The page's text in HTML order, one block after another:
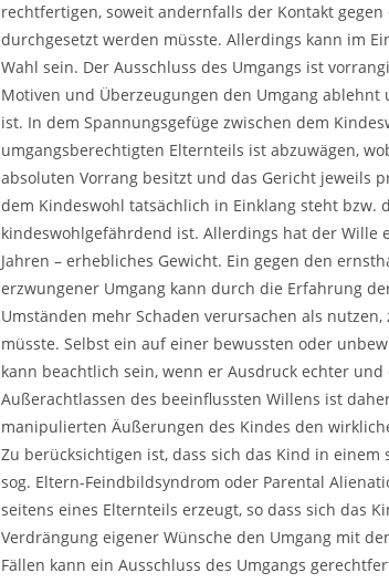
rechtfertigen, soweit andernfalls der Kontakt
durchgesetzt werden müsste. Allerdings kann im
Wahl sein. Der Ausschluss des Umgangs ist
Motiven und Überzeugungen den Umgang
ist. In dem Spannungsgefüge zwischen dem
umgangsberechtigten Elternteils ist abzuwägen,
absoluten Vorrang besitzt und das Gericht jeweils
dem Kindeswohl tatsächlich in Einklang steht bzw.
kindeswohlgefährdend ist. Allerdings hat der Wille
Jahren – erhebliches Gewicht. Ein gegen den
erzwungener Umgang kann durch die Erfahrung
Umständen mehr Schaden verursachen als
müsste. Selbst ein auf einer bewussten oder
kann beachtlich sein, wenn er Ausdruck echter
Außerachtlassen des beeinflussten Willens ist
manipulierten Äußerungen des Kindes den
Zu berücksichtigen ist, dass sich das Kind in
sog. Eltern-Feindbildsyndrom oder Parental
seitens eines Elternteils erzeugt, so dass sich das
Verdrängung eigener Wünsche den Umgang mit
Fällen kann ein Ausschluss des Umgangs